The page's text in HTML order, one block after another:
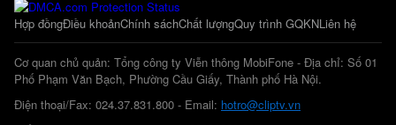
Hợp đồngĐiều khoảnChính sáchChất lượngQuy trình GQKNLiên hệ
Cơ quan chủ quản: Tổng công ty Viễn thông MobiFone - Địa chỉ: Số 01
Phố Phạm Văn Bạch, Phường Cầu Giấy, Thành phố Hà Nội.
Điện thoại/Fax: 024.37.831.800 - Email: hotro@cliptv.vn